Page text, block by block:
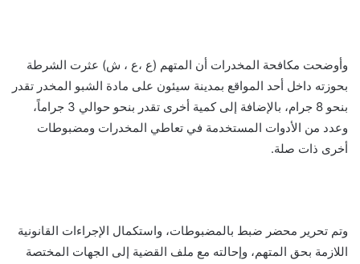
وأوضحت مكافحة المخدرات أن المتهم (ع ،ع ، ش) عثرت الشرطة
بحوزته داخل أحد المواقع بمدينة سيئون على مادة الشبو المخدر تقدر
بنحو 8 جرام، بالإضافة إلى كمية أخرى تقدر بنحو حوالي 3 جراماً،
وعدد من الأدوات المستخدمة في تعاطي المخدرات ومضبوطات
أخرى ذات صلة.
وتم تحرير محضر ضبط بالمضبوطات، واستكمال الإجراءات القانونية
اللازمة بحق المتهم، وإحالته مع ملف القضية إلى الجهات المختصة